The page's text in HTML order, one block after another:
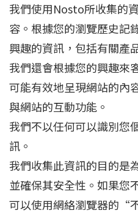
我們使用Nosto所收集的
容。根據您的瀏覽歷史記
興趣的資訊，包括有關產
我們還會根據您的興趣來
可能有效地呈現網站的內
與網站的互動功能。
我們不以任何可以識別您
訊。
我們收集此資訊的目的是
並確保其安全性。如果您
可以使用網絡瀏覽器的